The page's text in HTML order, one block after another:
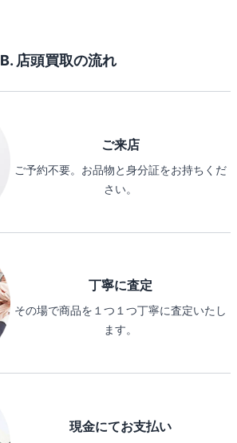
B. 店頭買取の流れ
ご来店
ご予約不要。お品物と身分証をお持ちくだ
さい。
丁寧に査定
その場で商品を１つ１つ丁寧に査定いたし
ます。
現金にてお支払い